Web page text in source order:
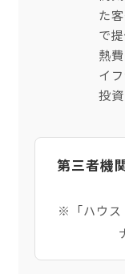
た
で
熱
イ
投
第三者機
※「ハウス